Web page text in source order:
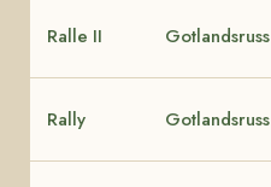
Ralle II Gotlandsruss
Rally Gotlandsruss